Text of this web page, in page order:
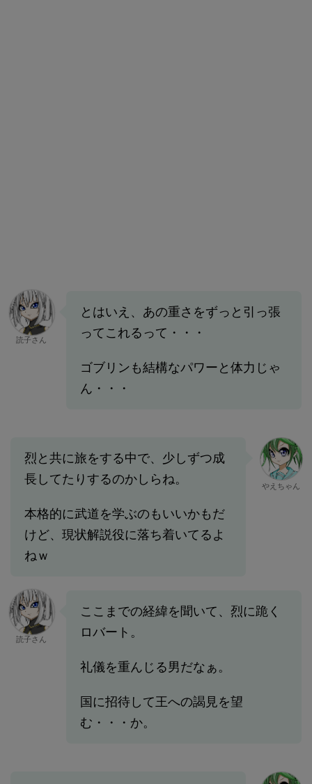
読子さん
とはいえ、あの重さをずっと引っ張
ってこれるって・・・
ゴブリンも結構なパワーと体力じゃ
ん・・・
烈と共に旅をする中で、少しずつ成
長してたりするのかしらね。
本格的に武道を学ぶのもいいかもだ
けど、現状解説役に落ち着いてるよ
ねｗ
やえちゃん
読子さん
ここまでの経緯を聞いて、烈に跪く
ロバート。
礼儀を重んじる男だなぁ。
国に招待して王への謁見を望
む・・・か。